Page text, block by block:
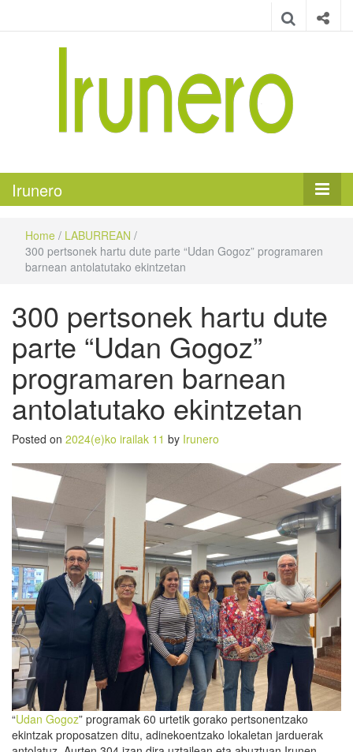
Irunero
Home / LABURREAN /
300 pertsonek hartu dute parte “Udan Gogoz” programaren
barnean antolatutako ekintzetan
300 pertsonek hartu dute
parte “Udan Gogoz”
programaren barnean
antolatutako ekintzetan
Posted on 2024(e)ko irailak 11 by Irunero
“Udan Gogoz” programak 60 urtetik gorako pertsonentzako
ekintzak proposatzen ditu, adinekoentzako lokaletan jarduerak